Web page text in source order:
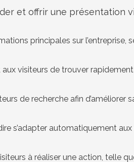
et offrir une présentation
principales sur l’entreprise,
visiteurs de trouver rapidement
de recherche afin d’améliorer
s’adapter automatiquement
à réaliser une action, telle